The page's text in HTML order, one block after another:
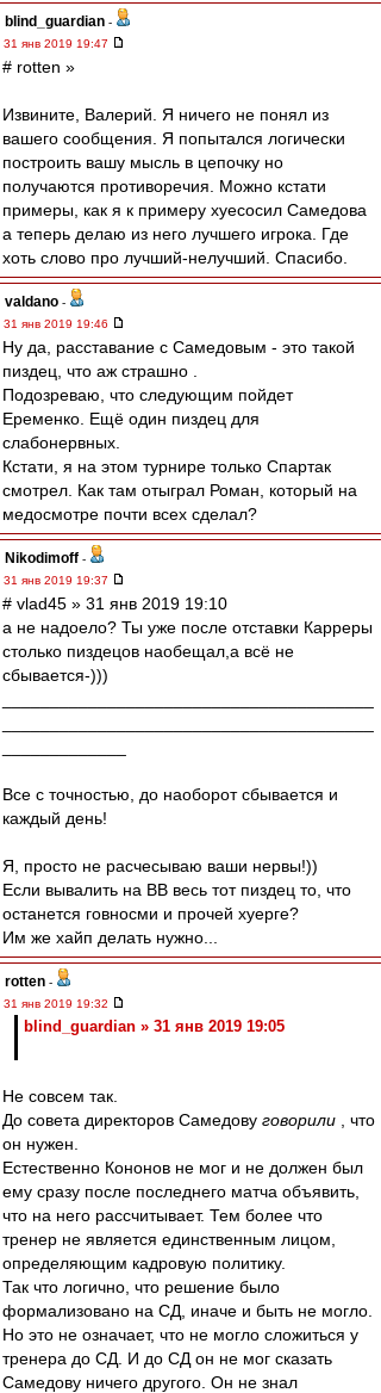
blind_guardian -
31 янв 2019 19:47
# rotten »
Извините, Валерий. Я ничего не понял из
вашего сообщения. Я попытался логически
построить вашу мысль в цепочку но
получаются противоречия. Можно кстати
примеры, как я к примеру хуесосил Самедова
а теперь делаю из него лучшего игрока. Где
хоть слово про лучший-нелучший. Спасибо.
valdano -
31 янв 2019 19:46
Ну да, расставание с Самедовым - это такой
пиздец, что аж страшно .
Подозреваю, что следующим пойдет
Еременко. Ещё один пиздец для
слабонервных.
Кстати, я на этом турнире только Спартак
смотрел. Как там отыграл Роман, который на
медосмотре почти всех сделал?
Nikodimoff -
31 янв 2019 19:37
# vlad45 » 31 янв 2019 19:10
а не надоело? Ты уже после отставки Карреры
столько пиздецов наобещал,а всё не
сбывается-)))
Все с точностью, до наоборот сбывается и
каждый день!
Я, просто не расчесываю ваши нервы!))
Если вывалить на ВВ весь тот пиздец то, что
останется говносми и прочей хуерге?
Им же хайп делать нужно...
rotten -
31 янв 2019 19:32
blind_guardian » 31 янв 2019 19:05
Не совсем так.
До совета директоров Самедову говорили
, что
он нужен.
Естественно Кононов не мог и не должен был
ему сразу после последнего матча объявить,
что на него рассчитывает. Тем более что
тренер не является единственным лицом,
определяющим кадровую политику.
Так что логично, что решение было
формализовано на СД, иначе и быть не могло.
Но это не означает, что не могло сложиться у
тренера до СД. И до СД он не мог сказать
Самедову ничего другого. Он не знал